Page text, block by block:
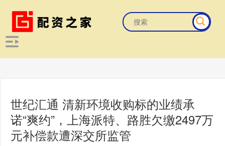
世纪汇通 清新环境收购标的业绩承
诺“爽约”，上海派特、路胜欠缴2497万
元补偿款遭深交所监管